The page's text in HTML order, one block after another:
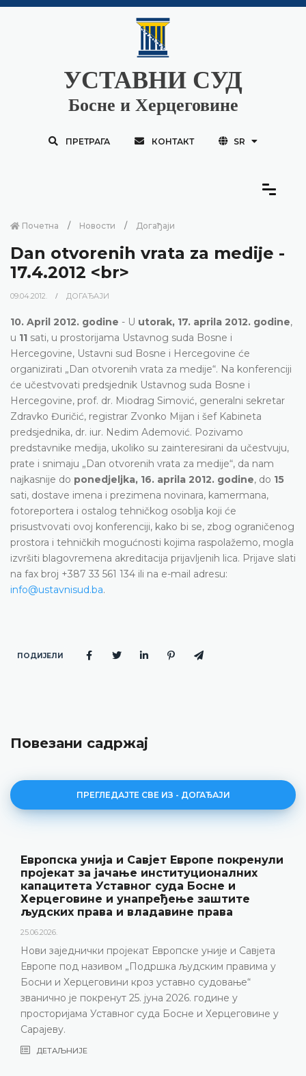
УСТАВНИ СУД
Босне и Херцеговине
ПРЕТРАГА КОНТАКТ SR
Почетна Новости Догађаји
Dan otvorenih vrata za medije -
17.4.2012 <br>
09.04.2012. ДОГАЂАЈИ
10. April 2012. godine - U utorak, 17. aprila 2012. godine,
u 11 sati, u prostorijama Ustavnog suda Bosne i
Hercegovine, Ustavni sud Bosne i Hercegovine će
organizirati „Dan otvorenih vrata za medije“. Na konferenciji
će učestvovati predsjednik Ustavnog suda Bosne i
Hercegovine, prof. dr. Miodrag Simović, generalni sekretar
Zdravko Đuričić, registrar Zvonko Mijan i šef Kabineta
predsjednika, dr. iur. Nedim Ademović. Pozivamo
predstavnike medija, ukoliko su zainteresirani da učestvuju,
prate i snimaju „Dan otvorenih vrata za medije“, da nam
najkasnije do ponedjeljka, 16. aprila 2012. godine, do 15
sati, dostave imena i prezimena novinara, kamermana,
fotoreportera i ostalog tehničkog osoblja koji će
prisustvovati ovoj konferenciji, kako bi se, zbog ograničenog
prostora i tehničkih mogućnosti kojima raspolažemo, mogla
izvršiti blagovremena akreditacija prijavljenih lica. Prijave slati
na fax broj +387 33 561 134 ili na e-mail adresu:
info@ustavnisud.ba.
ПОДИЈЕЛИ
Повезани садржај
ПРЕГЛЕДАЈТЕ СВЕ ИЗ - ДОГАЂАЈИ
Европска унија и Савјет Европе покренули
пројекат за јачање институционалних
капацитета Уставног суда Босне и
Херцеговине и унапређење заштите
људских права и владавине права
25.06.2026.
Нови заједнички пројекат Европске уније и Савјета
Европе под називом „Подршка људским правима у
Босни и Херцеговини кроз уставно судовање“
званично је покренут 25. јуна 2026. године у
просторијама Уставног суда Босне и Херцеговине у
Сарајеву.
ДЕТАЉНИЈЕ